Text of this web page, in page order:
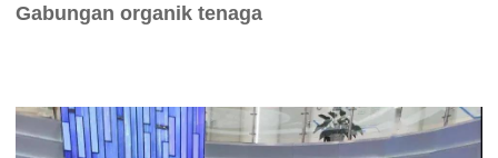
Gabungan organik tenaga